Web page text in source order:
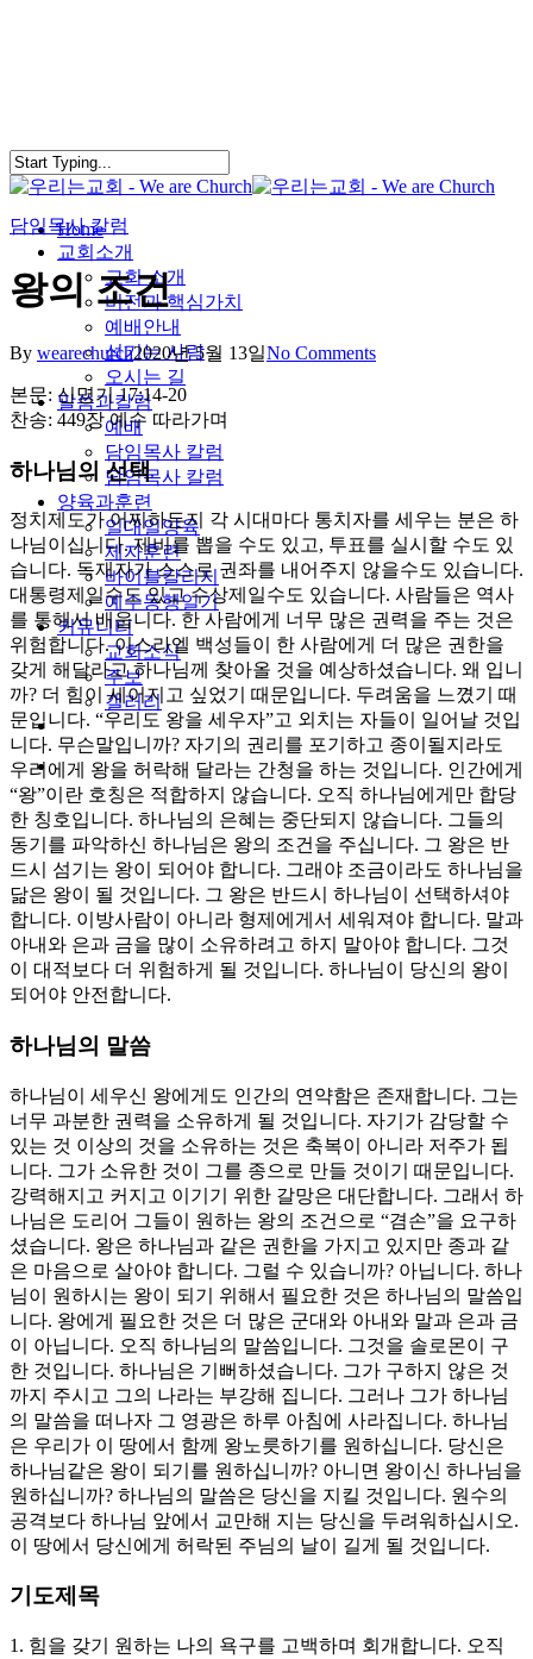
search
Menu Home
교회소개
교회 소개
비전과 핵심가치
예배안내
섬기는 사람
오시는 길
말씀과칼럼
예배
담임목사 칼럼
담임목사 칼럼
양육과훈련
일대일양육
제자훈련
바이블칼리지
예수동행일기
커뮤니티
교회소식
주보
갤러리
youtube
soundcloud
search
담임목사 칼럼
왕의 조건
By wearechurch2020년 5월 13일No Comments
본문: 신명기 17:14-20
찬송: 449장 예수 따라가며
하나님의 선택
정치제도가 어찌하든지 각 시대마다 통치자를 세우는 분은 하
나님이십니다. 제비를 뽑을 수도 있고, 투표를 실시할 수도 있
습니다. 독재자가 스스로 권좌를 내어주지 않을수도 있습니다.
대통령제일수도 있고 수상제일수도 있습니다. 사람들은 역사
를 통해서 배웁니다. 한 사람에게 너무 많은 권력을 주는 것은
위험합니다. 이스라엘 백성들이 한 사람에게 더 많은 권한을
갖게 해달라고 하나님께 찾아올 것을 예상하셨습니다. 왜 입니
까? 더 힘이 세어지고 싶었기 때문입니다. 두려움을 느꼈기 때
문입니다. “우리도 왕을 세우자”고 외치는 자들이 일어날 것입
니다. 무슨말입니까? 자기의 권리를 포기하고 종이될지라도
우리에게 왕을 허락해 달라는 간청을 하는 것입니다. 인간에게
“왕”이란 호칭은 적합하지 않습니다. 오직 하나님에게만 합당
한 칭호입니다. 하나님의 은혜는 중단되지 않습니다. 그들의
동기를 파악하신 하나님은 왕의 조건을 주십니다. 그 왕은 반
드시 섬기는 왕이 되어야 합니다. 그래야 조금이라도 하나님을
닮은 왕이 될 것입니다. 그 왕은 반드시 하나님이 선택하셔야
합니다. 이방사람이 아니라 형제에게서 세워져야 합니다. 말과
아내와 은과 금을 많이 소유하려고 하지 말아야 합니다. 그것
이 대적보다 더 위험하게 될 것입니다. 하나님이 당신의 왕이
되어야 안전합니다.
하나님의 말씀
하나님이 세우신 왕에게도 인간의 연약함은 존재합니다. 그는
너무 과분한 권력을 소유하게 될 것입니다. 자기가 감당할 수
있는 것 이상의 것을 소유하는 것은 축복이 아니라 저주가 됩
니다. 그가 소유한 것이 그를 종으로 만들 것이기 때문입니다.
강력해지고 커지고 이기기 위한 갈망은 대단합니다. 그래서 하
나님은 도리어 그들이 원하는 왕의 조건으로 “겸손”을 요구하
셨습니다. 왕은 하나님과 같은 권한을 가지고 있지만 종과 같
은 마음으로 살아야 합니다. 그럴 수 있습니까? 아닙니다. 하나
님이 원하시는 왕이 되기 위해서 필요한 것은 하나님의 말씀입
니다. 왕에게 필요한 것은 더 많은 군대와 아내와 말과 은과 금
이 아닙니다. 오직 하나님의 말씀입니다. 그것을 솔로몬이 구
한 것입니다. 하나님은 기뻐하셨습니다. 그가 구하지 않은 것
까지 주시고 그의 나라는 부강해 집니다. 그러나 그가 하나님
의 말씀을 떠나자 그 영광은 하루 아침에 사라집니다. 하나님
은 우리가 이 땅에서 함께 왕노릇하기를 원하십니다. 당신은
하나님같은 왕이 되기를 원하십니까? 아니면 왕이신 하나님을
원하십니까? 하나님의 말씀은 당신을 지킬 것입니다. 원수의
공격보다 하나님 앞에서 교만해 지는 당신을 두려워하십시오.
이 땅에서 당신에게 허락된 주님의 날이 길게 될 것입니다.
기도제목
1. 힘을 갖기 원하는 나의 욕구를 고백하며 회개합니다. 오직